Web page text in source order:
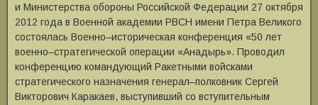
и Министерства обороны Российской Федерации 27 октября
2012 года в Военной академии РВСН имени Петра Великого
состоялась Военно–историческая конференция «50 лет
военно–стратегической операции «Анадырь». Проводил
конференцию командующий Ракетными войсками
стратегического назначения генерал–полковник Сергей
Викторович Каракаев, выступивший со вступительным